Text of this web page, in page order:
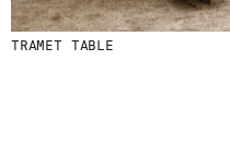
TRAMET TABLE